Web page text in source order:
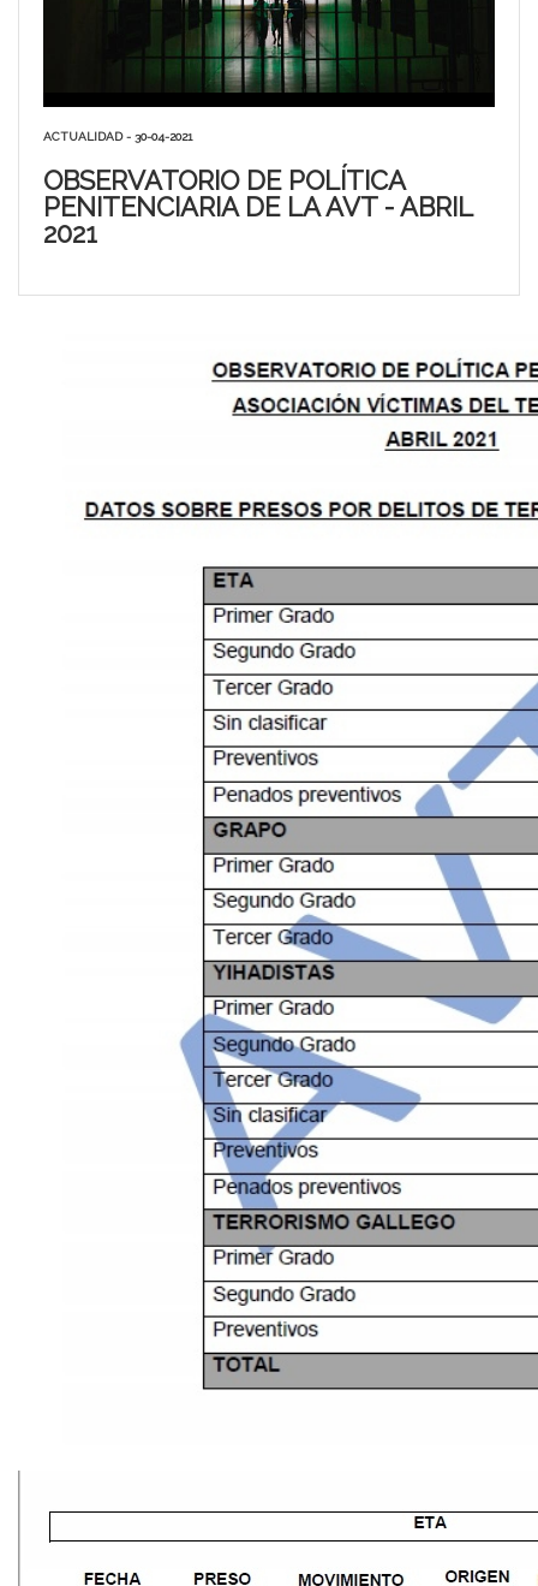
ACTUALIDAD - 30-04-2021
OBSERVATORIO DE POLÍTICA
PENITENCIARIA DE LA AVT - ABRIL
2021